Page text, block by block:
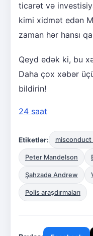
ticarət və
kimi xidmət edən
zaman hər hansı
Qeyd edək ki, bu
Daha çox xəbər
bildirin!
24 saat
Etiketlər:
Peter Mandelson
Şahzadə Andrew
Polis araşdırmaları